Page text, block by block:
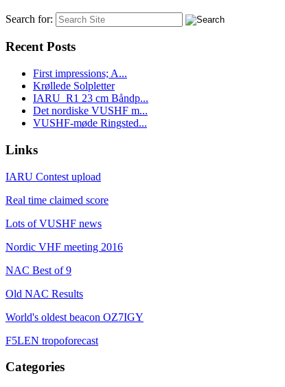
Search for:
Recent Posts
First impressions; A...
Krøllede Solpletter
IARU_R1 23 cm Båndp...
Det nordiske VUSHF m...
VUSHF-møde Ringsted...
Links
IARU Contest upload
Real time claimed score
Lots of VUSHF news
Nordic VHF meeting 2016
NAC Best of 9
Old NAC Results
World's oldest beacon OZ7IGY
F5LEN tropoforecast
Categories